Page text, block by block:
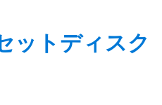
ットディスク